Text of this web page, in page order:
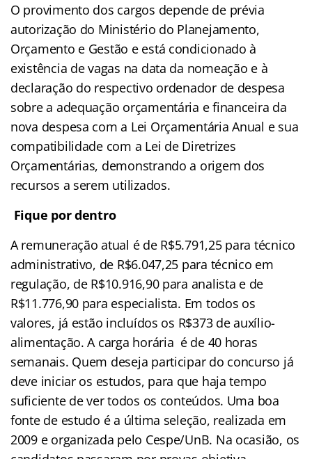
O provimento dos cargos depende de prévia
autorização do Ministério do Planejamento,
Orçamento e Gestão e está condicionado à
existência de vagas na data da nomeação e à
declaração do respectivo ordenador de despesa
sobre a adequação orçamentária e financeira da
nova despesa com a Lei Orçamentária Anual e sua
compatibilidade com a Lei de Diretrizes
Orçamentárias, demonstrando a origem dos
recursos a serem utilizados.
Fique por dentro
A remuneração atual é de R$5.791,25 para técnico
administrativo, de R$6.047,25 para técnico em
regulação, de R$10.916,90 para analista e de
R$11.776,90 para especialista. Em todos os
valores, já estão incluídos os R$373 de auxílio-
alimentação. A carga horária é de 40 horas
semanais. Quem deseja participar do concurso já
deve iniciar os estudos, para que haja tempo
suficiente de ver todos os conteúdos. Uma boa
fonte de estudo é a última seleção, realizada em
2009 e organizada pelo Cespe/UnB. Na ocasião, os